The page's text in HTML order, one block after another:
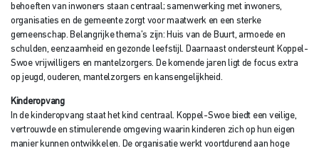
behoeften van inwoners staan centraal; samenwerking met inwoners,
organisaties en de gemeente zorgt voor maatwerk en een sterke
gemeenschap. Belangrijke thema’s zijn: Huis van de Buurt, armoede en
schulden, eenzaamheid en gezonde leefstijl. Daarnaast ondersteunt Koppel-
Swoe vrijwilligers en mantelzorgers. De komende jaren ligt de focus extra
op jeugd, ouderen, mantelzorgers en kansengelijkheid.
Kinderopvang
In de kinderopvang staat het kind centraal. Koppel-Swoe biedt een veilige,
vertrouwde en stimulerende omgeving waarin kinderen zich op hun eigen
manier kunnen ontwikkelen. De organisatie werkt voortdurend aan hoge